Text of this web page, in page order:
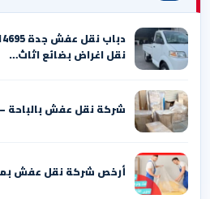
نقل اغراض بضائع اثاث…
شركة نقل عفش بالباحة
أرخص شركة نقل عفش